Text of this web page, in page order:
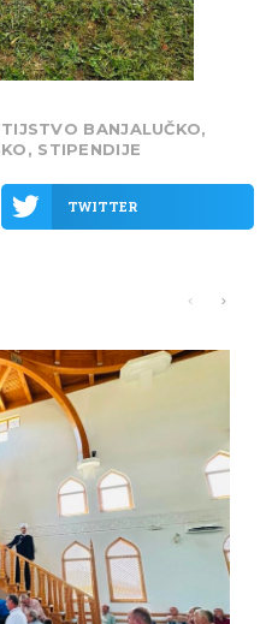
BANJALUČKO,
, STIPENDIJE
TWITTER